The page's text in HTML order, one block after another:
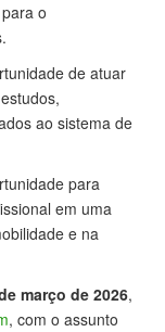
o
de atuar
ao sistema de
para
em uma
e na
março de 2026,
, com o assunto